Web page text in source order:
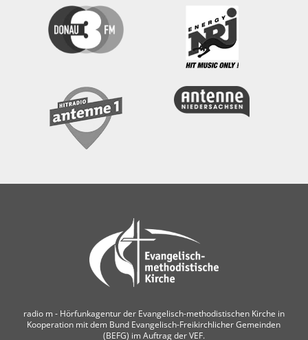
radio m ‐ Hörfunkagentur der Evangelisch-methodistischen Kirche in
Kooperation mit dem Bund Evangelisch-Freikirchlicher Gemeinden
(BEFG) im Auftrag der VEF.